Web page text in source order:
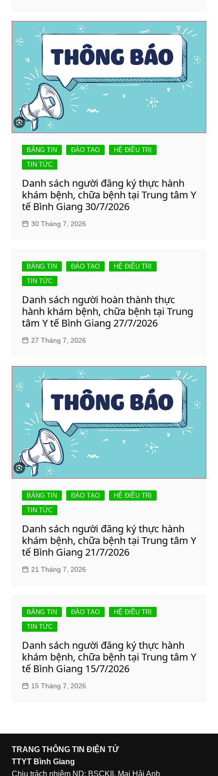
BẢNG TIN ĐÀO TẠO
HỆ ĐIỀU TRỊ
TIN TỨC
Danh sách người đăng ký thực hành
khám bệnh, chữa bệnh tại Trung tâm Y
tế Bình Giang 30/7/2026
30 Tháng 7, 2026
BẢNG TIN ĐÀO TẠO
HỆ ĐIỀU TRỊ
TIN TỨC
Danh sách người hoàn thành thực
hành khám bệnh, chữa bệnh tại Trung
tâm Y tế Bình Giang 27/7/2026
27 Tháng 7, 2026
BẢNG TIN ĐÀO TẠO
HỆ ĐIỀU TRỊ
TIN TỨC
Danh sách người đăng ký thực hành
khám bệnh, chữa bệnh tại Trung tâm Y
tế Bình Giang 21/7/2026
21 Tháng 7, 2026
BẢNG TIN ĐÀO TẠO
HỆ ĐIỀU TRỊ
TIN TỨC
Danh sách người đăng ký thực hành
khám bệnh, chữa bệnh tại Trung tâm Y
tế Bình Giang 15/7/2026
15 Tháng 7, 2026
TRANG THÔNG TIN ĐIỆN TỬ
TTYT Bình Giang
Chịu trách nhiệm ND: BSCKII. Mai Hải Anh